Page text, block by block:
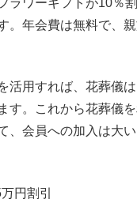
ラワーギフトが10％
。年会費は無料で、
活用すれば、花葬儀
す。これから花葬儀
、会員への加入は大
円割引